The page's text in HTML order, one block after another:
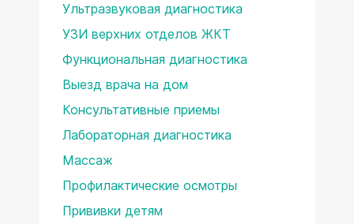
Ультразвуковая диагностика
УЗИ верхних отделов ЖКТ
Функциональная диагностика
Выезд врача на дом
Консультативные приемы
Лабораторная диагностика
Массаж
Профилактические осмотры
Прививки детям